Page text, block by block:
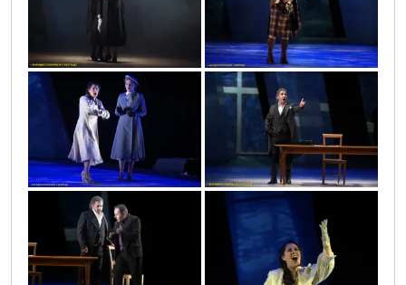
vic9728 vic9798
vic9770 vic9764
vic9748